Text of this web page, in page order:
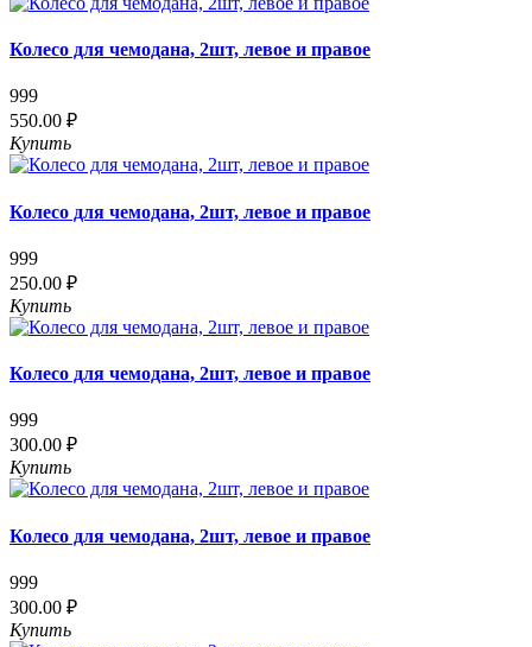
Колесо для чемодана, 2шт, левое и правое
999
550.00 ₽
Купить
Колесо для чемодана, 2шт, левое и правое
999
250.00 ₽
Купить
Колесо для чемодана, 2шт, левое и правое
999
300.00 ₽
Купить
Колесо для чемодана, 2шт, левое и правое
999
300.00 ₽
Купить